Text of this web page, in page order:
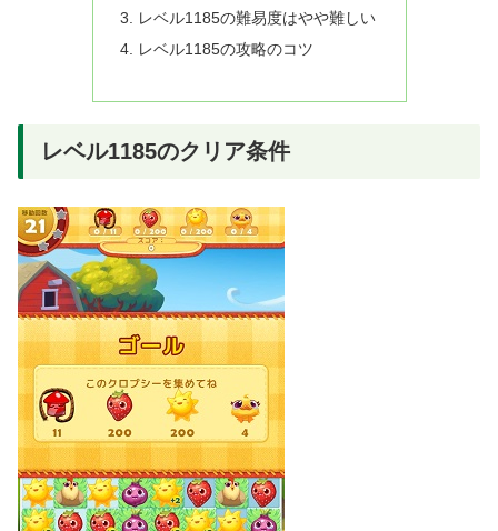
レベル1185の難易度はやや難しい
レベル1185の攻略のコツ
レベル1185のクリア条件